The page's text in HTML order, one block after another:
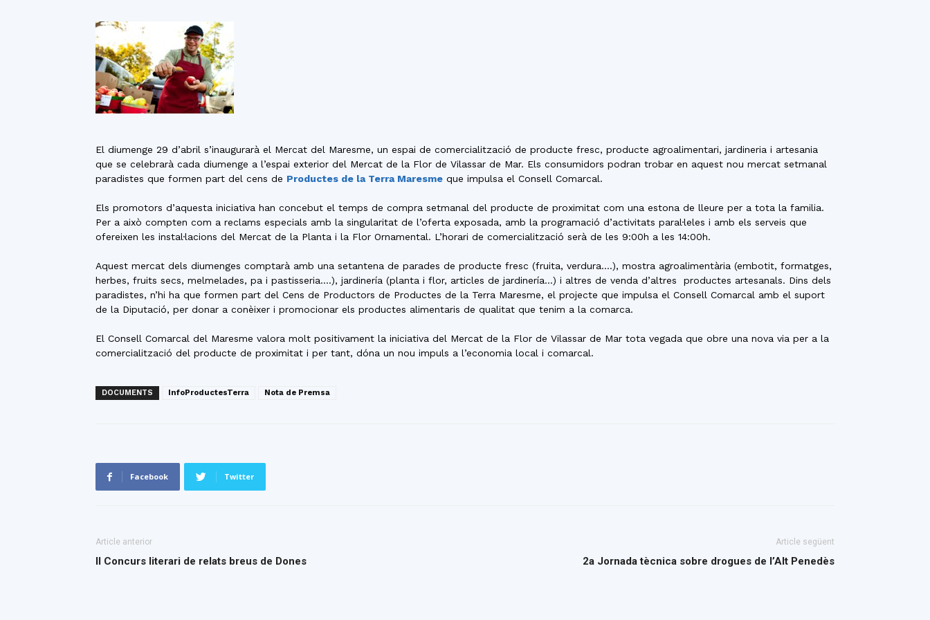
El diumenge 29 d’abril s’inaugurarà el Mercat del Maresme, un espai de comercialització de producte fresc, producte agroalimentari, jardineria i artesania
que se celebrarà cada diumenge a l’espai exterior del Mercat de la Flor de Vilassar de Mar. Els consumidors podran trobar en aquest nou mercat setmanal
paradistes que formen part del cens de Productes de la Terra Maresme que impulsa el Consell Comarcal.
Els promotors d’aquesta iniciativa han concebut el temps de compra setmanal del producte de proximitat com una estona de lleure per a tota la familia.
Per a això compten com a reclams especials amb la singularitat de l’oferta exposada, amb la programació d’activitats paral·leles i amb els serveis que
ofereixen les instal·lacions del Mercat de la Planta i la Flor Ornamental. L’horari de comercialització serà de les 9:00h a les 14:00h.
Aquest mercat dels diumenges comptarà amb una setantena de parades de producte fresc (fruita, verdura….), mostra agroalimentària (embotit, formatges,
herbes, fruits secs, melmelades, pa i pastisseria….), jardinería (planta i flor, articles de jardinería…) i altres de venda d’altres
productes artesanals. Dins dels
paradistes, n’hi ha que formen part del Cens de Productors de Productes de la Terra Maresme, el projecte que impulsa el Consell Comarcal amb el suport
de la Diputació, per donar a conèixer i promocionar els productes alimentaris de qualitat que tenim a la comarca.
El Consell Comarcal del Maresme valora molt positivament la iniciativa del Mercat de la Flor de Vilassar de Mar tota vegada que obre una nova via per a la
comercialització del producte de proximitat i per tant, dóna un nou impuls a l’economia local i comarcal.
DOCUMENTS InfoProductesTerra Nota de Premsa
Facebook Twitter
Article anterior
II Concurs literari de relats breus de Dones
Article següent
2a Jornada tècnica sobre drogues de l’Alt Penedès